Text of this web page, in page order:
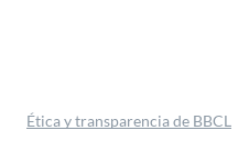
Ética y transparencia de BBCL